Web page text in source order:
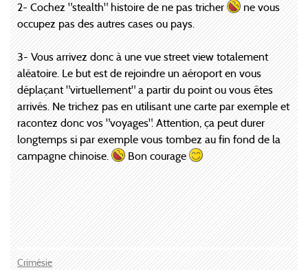
2- Cochez "stealth" histoire de ne pas tricher
ne vous
occupez pas des autres cases ou pays.
3- Vous arrivez donc à une vue street view totalement
aléatoire. Le but est de rejoindre un aéroport en vous
déplaçant "virtuellement" a partir du point ou vous êtes
arrivés. Ne trichez pas en utilisant une carte par exemple et
racontez donc vos "voyages". Attention, ça peut durer
longtemps si par exemple vous tombez au fin fond de la
campagne chinoise.
Bon courage
Crimésie